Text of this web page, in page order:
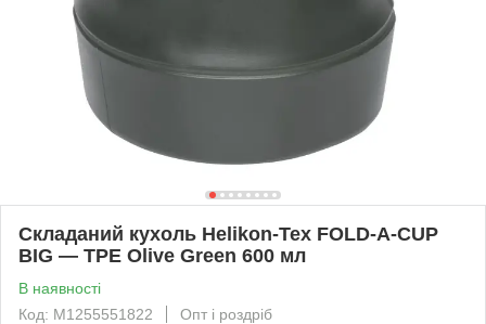
Складаний кухоль Helikon-Tex FOLD-A-CUP
BIG — TPE Olive Green 600 мл
В наявності
Код: M1255551822
Опт і роздріб